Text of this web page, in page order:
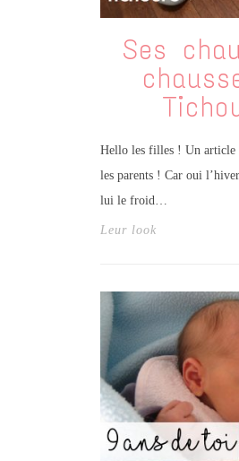
Ses
Hello les filles ! Un article
les parents ! Car oui
lui le froid…
Leur look